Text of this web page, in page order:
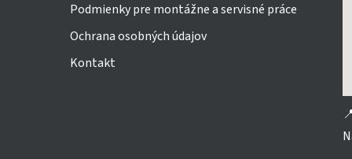
Podmienky pre montážne a servisné práce
Ochrana osobných údajov
Kontakt